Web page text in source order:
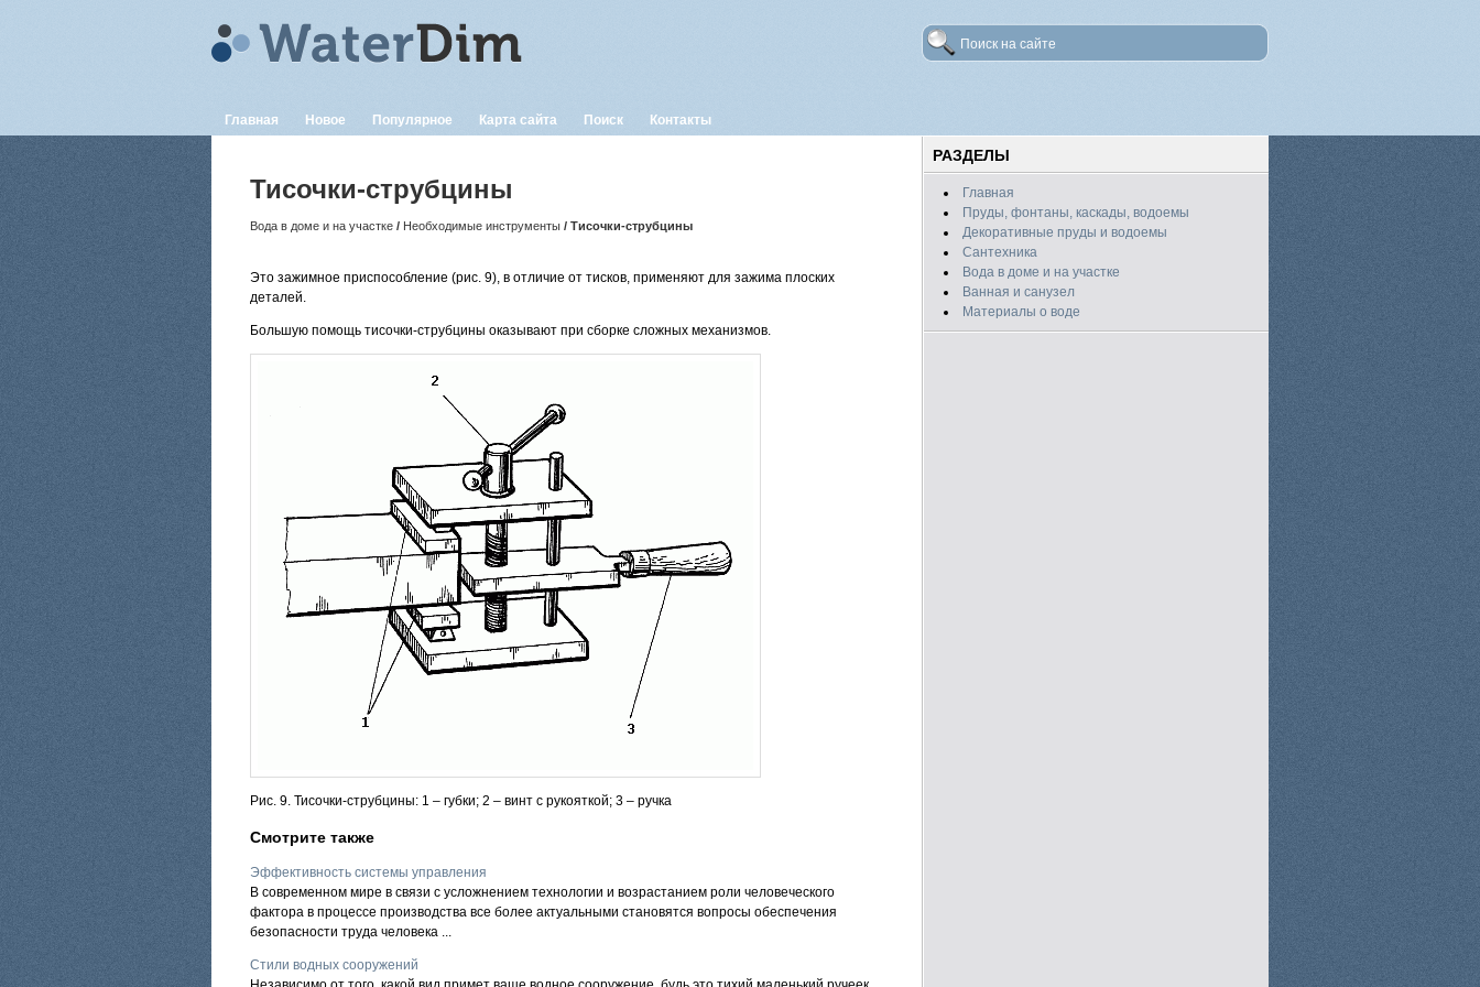
Главная Новое Популярное Карта сайта Поиск Контакты
Тисочки-струбцины
Вода в доме и на участке / Необходимые инструменты / Тисочки-струбцины
Это зажимное приспособление (рис. 9), в отличие от тисков, применяют для зажима плоских
деталей.
Большую помощь тисочки-струбцины оказывают при сборке сложных механизмов.
Рис. 9. Тисочки-струбцины: 1 – губки; 2 – винт с рукояткой; 3 – ручка
Смотрите также
Эффективность системы управления
В современном мире в связи с усложнением технологии и возрастанием роли человеческого
фактора в процессе производства все более актуальными становятся вопросы обеспечения
безопасности труда человека ...
Стили водных сооружений
РАЗДЕЛЫ
Главная
Пруды, фонтаны, каскады, водоемы
Декоративные пруды и водоемы
Сантехника
Вода в доме и на участке
Ванная и санузел
Материалы о воде